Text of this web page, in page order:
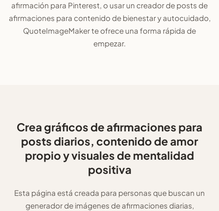
afirmación para Pinterest, o usar un creador de posts de
afirmaciones para contenido de bienestar y autocuidado,
QuoteImageMaker te ofrece una forma rápida de
empezar.
Crea gráficos de afirmaciones para
posts diarios, contenido de amor
propio y visuales de mentalidad
positiva
Esta página está creada para personas que buscan un
generador de imágenes de afirmaciones diarias,